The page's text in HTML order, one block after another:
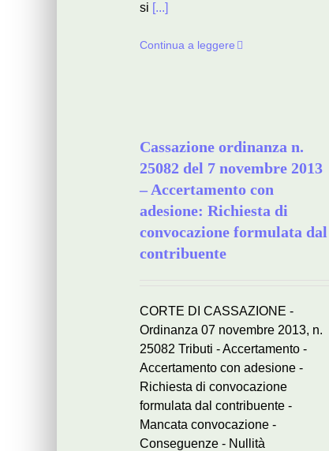
si [...]
Continua a leggere
Cassazione ordinanza n.
25082 del 7 novembre 2013
– Accertamento con
adesione: Richiesta di
convocazione formulata dal
contribuente
CORTE DI CASSAZIONE -
Ordinanza 07 novembre 2013, n.
25082 Tributi - Accertamento -
Accertamento con adesione -
Richiesta di convocazione
formulata dal contribuente -
Mancata convocazione -
Conseguenze - Nullità